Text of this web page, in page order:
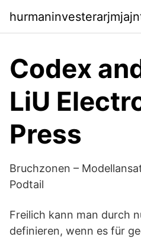
Codex
LiU
Press
Bruchzonen –
Podtail
Freilich kann man durch
definieren, wenn es für